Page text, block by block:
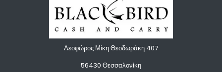
Λεοφώρος Μίκη Θεοδωράκη 407
56430 Θεσσαλονίκη